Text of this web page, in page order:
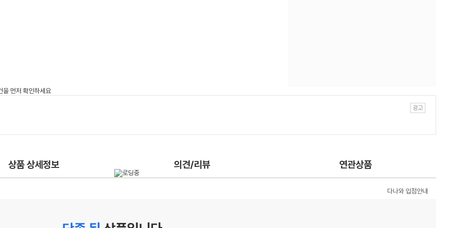
상품 상세정보 의견/리뷰 연관상품
다나와 입점안내